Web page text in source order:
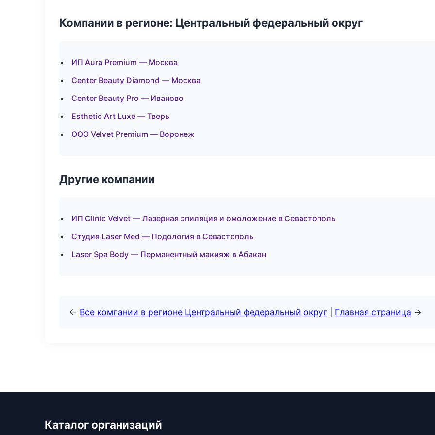
Компании в регионе: Центральный федеральный округ
ИП Aura Premium — Москва
Center Beauty Diamond — Москва
Center Beauty Pro — Иваново
Esthetic Art Luxe — Тверь
ООО Velvet Premium — Воронеж
Другие компании
ИП Clinic Velvet — Лазерная эпиляция и омоложение в Севастополь
Студия Laser Med — Подология в Севастополь
Laser Spa Body — Перманентный макияж в Абакан
← Все компании в регионе Центральный федеральный округ Главная страница →
Каталог организаций